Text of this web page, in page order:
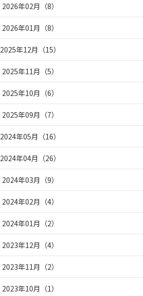
2026年02月 （8）
2026年01月 （8）
2025年12月 （15）
2025年11月 （5）
2025年10月 （6）
2025年09月 （7）
2024年05月 （16）
2024年04月 （26）
2024年03月 （9）
2024年02月 （4）
2024年01月 （2）
2023年12月 （4）
2023年11月 （2）
2023年10月 （1）